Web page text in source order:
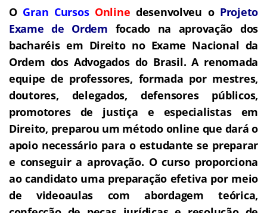
O Gran Cursos Online desenvolveu o Projeto
Exame de Ordem focado na aprovação dos
bacharéis em Direito no Exame Nacional da
Ordem dos Advogados do Brasil. A renomada
equipe de professores, formada por mestres,
doutores, delegados, defensores públicos,
promotores de justiça e especialistas em
Direito, preparou um método online que dará o
apoio necessário para o estudante se preparar
e conseguir a aprovação. O curso proporciona
ao candidato uma preparação efetiva por meio
de videoaulas com abordagem teórica,